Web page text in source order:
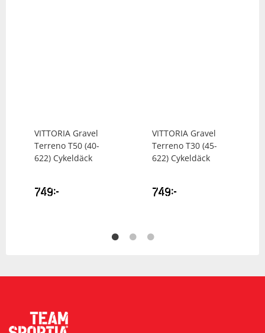
VITTORIA Gravel
Terreno T50 (40-
622) Cykeldäck
749kr
VITTORIA Gravel
Terreno T30 (45-
622) Cykeldäck
749kr